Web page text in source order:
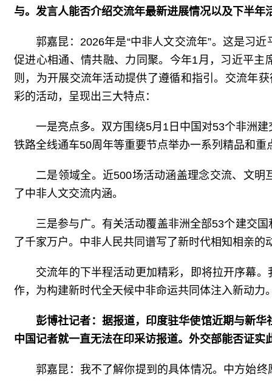
与。发言人能否介绍交流年最新进展情况以及下半年
郭嘉昆：2026年是“中非人文交流年”。这是习
促进心相通、情共融、力同聚。今年1月，习近平
则，为开展交流年活动提供了遵循和指引。交流年
彩的活动，呈现出三大特点：
一是亮点多。双方围绕5月1日中国对53个非洲
铁路全线通车50周年等重要节点举办一系列精品和
二是领域全。近500场活动涵盖理念交流、文
了中非人文交流内涵。
三是参与广。有关活动覆盖非洲全部53个建交
了千家万户。中非人民共同谱写了新时代相知相亲的
交流年的下半程活动更加精彩，即将拉开序幕
作，为构建新时代全天候中非命运共同体注入新动力
彭博社记者：据报道，印度驻华使馆近期与新
中国记者就一直无法在印采访报道。外交部能否证
郭嘉昆：我不了解你提到的具体情况。中方始